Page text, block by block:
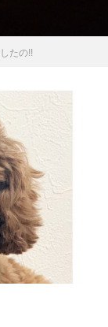
たの!!